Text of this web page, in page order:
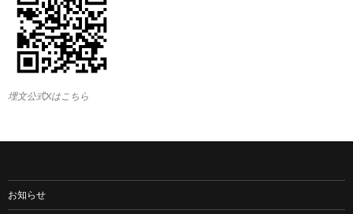
埋文公式Xはこちら
お知らせ